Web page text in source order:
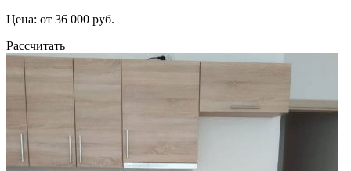
Цена: от 36 000 руб.
Рассчитать